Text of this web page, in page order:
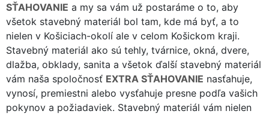
SŤAHOVANIE a my sa vám už postaráme o to, aby
všetok stavebný materiál bol tam, kde má byť, a to
nielen v Košiciach-okolí ale v celom Košickom kraji.
Stavebný materiál ako sú tehly, tvárnice, okná, dvere,
dlažba, obklady, sanita a všetok ďalší stavebný materiál
vám naša spoločnosť EXTRA SŤAHOVANIE nasťahuje,
vynosí, premiestni alebo vysťahuje presne podľa vašich
pokynov a požiadaviek. Stavebný materiál vám nielen